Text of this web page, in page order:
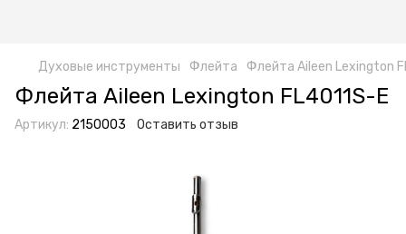
Духовые инструменты Флейта Флейта Aileen Lexington
Флейта Aileen Lexington FL4011S-E
Артикул: 2150003 Оставить отзыв